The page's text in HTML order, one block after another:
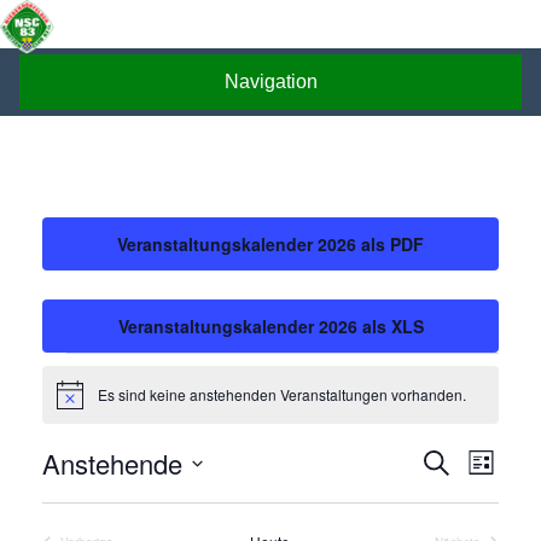
Skip
to
Navigation
Veranstaltungskalender 2026 als PDF
Veranstaltungskalender 2026 als XLS
Veranstaltungen
HinweisEs sind keine anstehenden Veranstaltungen vorhanden.
Suche
Suche
Liste
Anstehende